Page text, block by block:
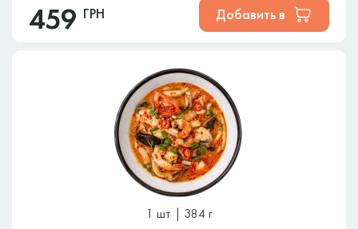
459 ГРН Добавить в
1 шт | 384 г